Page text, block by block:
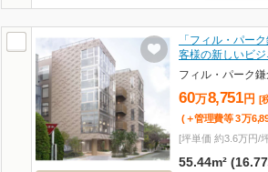
「フィル・パー
客様の新しいビ
フィル・パーク
60万8,751 円
[
(＋管理費等 3万
[坪単価 約3.6万円/
55.44m²